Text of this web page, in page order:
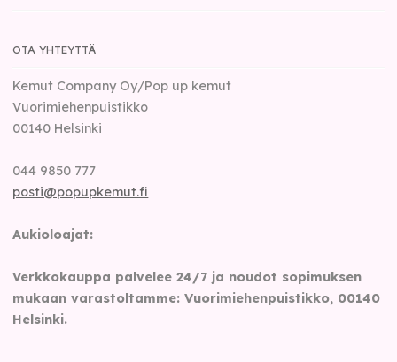
OTA YHTEYTTÄ
Kemut Company Oy/Pop up kemut
Vuorimiehenpuistikko
00140 Helsinki
044 9850 777
posti@popupkemut.fi
Aukioloajat:
Verkkokauppa palvelee 24/7 ja noudot sopimuksen
mukaan varastoltamme: Vuorimiehenpuistikko, 00140
Helsinki.